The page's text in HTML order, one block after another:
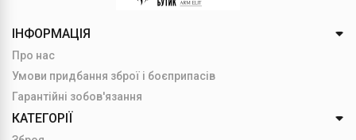
ІНФОРМАЦІЯ
Про нас
Умови придбання зброї і боєприпасів
Гарантійні зобов'язання
КАТЕГОРІЇ